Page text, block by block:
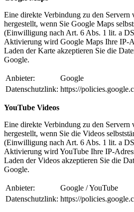
Eine direkte Verbindung zu den Servern
hergestellt, wenn Sie Google Maps
(Einwilligung nach Art. 6 Abs. 1 lit. a
Aktivierung wird Google Maps Ihre IP-
Laden der Karte akzeptieren Sie die
Google.
Anbieter:
Google
Datenschutzlink: https://
YouTube Videos
Eine direkte Verbindung zu den Servern
hergestellt, wenn Sie die Videos
(Einwilligung nach Art. 6 Abs. 1 lit. a
Aktivierung wird YouTube Ihre IP-
Laden der Videos akzeptieren Sie die
Google.
Anbieter:
Google / YouTube
Datenschutzlink: https://